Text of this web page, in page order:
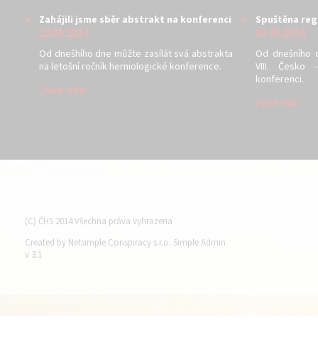
Zahájili jsme sběr abstrakt na konferenci
22.05.2024
Od dnešhího dne můžte zasílát svá abstrakta
na letošní ročník herniologické konference.
/více info
Spuštěna
03.05.2024
Od dnešního
VIII. Česko
konferenci.
/více info
(C) ČHS 2014 Všechna práva vyhrazena
Created by Netsimple Conspiracy s.r.o. Simple Admin
v 3.1